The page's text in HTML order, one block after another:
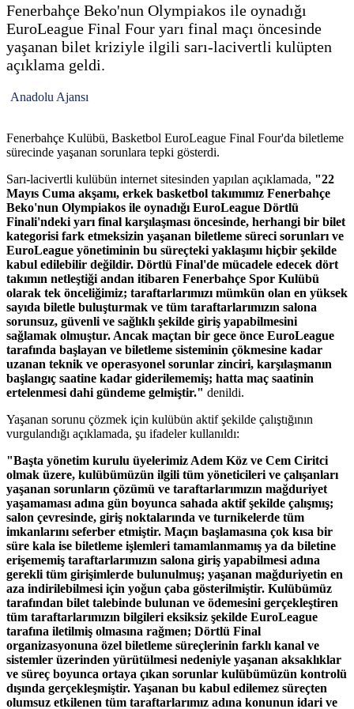
Fenerbahçe Beko'nun Olympiakos ile oynadığı
EuroLeague Final Four yarı final maçı öncesinde
yaşanan bilet kriziyle ilgili sarı-lacivertli kulüpten
açıklama geldi.
Anadolu Ajansı
Fenerbahçe Kulübü, Basketbol EuroLeague Final Four'da biletleme
sürecinde yaşanan sorunlara tepki gösterdi.
Sarı-lacivertli kulübün internet sitesinden yapılan açıklamada, "22
Mayıs Cuma akşamı, erkek basketbol takımımız Fenerbahçe
Beko'nun Olympiakos ile oynadığı EuroLeague Dörtlü
Finali'ndeki yarı final karşılaşması öncesinde, herhangi bir bilet
kategorisi fark etmeksizin yaşanan biletleme süreci sorunları ve
EuroLeague yönetiminin bu süreçteki yaklaşımı hiçbir şekilde
kabul edilebilir değildir. Dörtlü Final'de mücadele edecek dört
takımın netleştiği andan itibaren Fenerbahçe Spor Kulübü
olarak tek önceliğimiz; taraftarlarımızı mümkün olan en yüksek
sayıda biletle buluşturmak ve tüm taraftarlarımızın salona
sorunsuz, güvenli ve sağlıklı şekilde giriş yapabilmesini
sağlamak olmuştur. Ancak maçtan bir gece önce EuroLeague
tarafında başlayan ve biletleme sisteminin çökmesine kadar
uzanan teknik ve operasyonel sorunlar zinciri, karşılaşmanın
başlangıç saatine kadar giderilememiş; hatta maç saatinin
ertelenmesi dahi gündeme gelmiştir." denildi.
Yaşanan sorunu çözmek için kulübün aktif şekilde çalıştığının
vurgulandığı açıklamada, şu ifadeler kullanıldı:
"Başta yönetim kurulu üyelerimiz Adem Köz ve Cem Ciritci
olmak üzere, kulübümüzün ilgili tüm yöneticileri ve çalışanları
yaşanan sorunların çözümü ve taraftarlarımızın mağduriyet
yaşamaması adına gün boyunca sahada aktif şekilde çalışmış;
salon çevresinde, giriş noktalarında ve turnikelerde tüm
imkanlarını seferber etmiştir. Maçın başlamasına çok kısa bir
süre kala ise biletleme işlemleri tamamlanmamış ya da biletine
erişememiş taraftarlarımızın salona giriş yapabilmesi adına
gerekli tüm girişimlerde bulunulmuş; yaşanan mağduriyetin en
aza indirilebilmesi için yoğun çaba gösterilmiştir. Kulübümüz
tarafından bilet talebinde bulunan ve ödemesini gerçekleştiren
tüm taraftarlarımızın bilgileri eksiksiz şekilde EuroLeague
tarafına iletilmiş olmasına rağmen; Dörtlü Final
organizasyonuna özel biletleme süreçlerinin farklı kanal ve
sistemler üzerinden yürütülmesi nedeniyle yaşanan aksaklıklar
ve süreç boyunca ortaya çıkan sorunlar kulübümüzün kontrolü
dışında gerçekleşmiştir. Yaşanan bu kabul edilemez süreçten
olumsuz etkilenen tüm taraftarlarımız adına konunun idari ve